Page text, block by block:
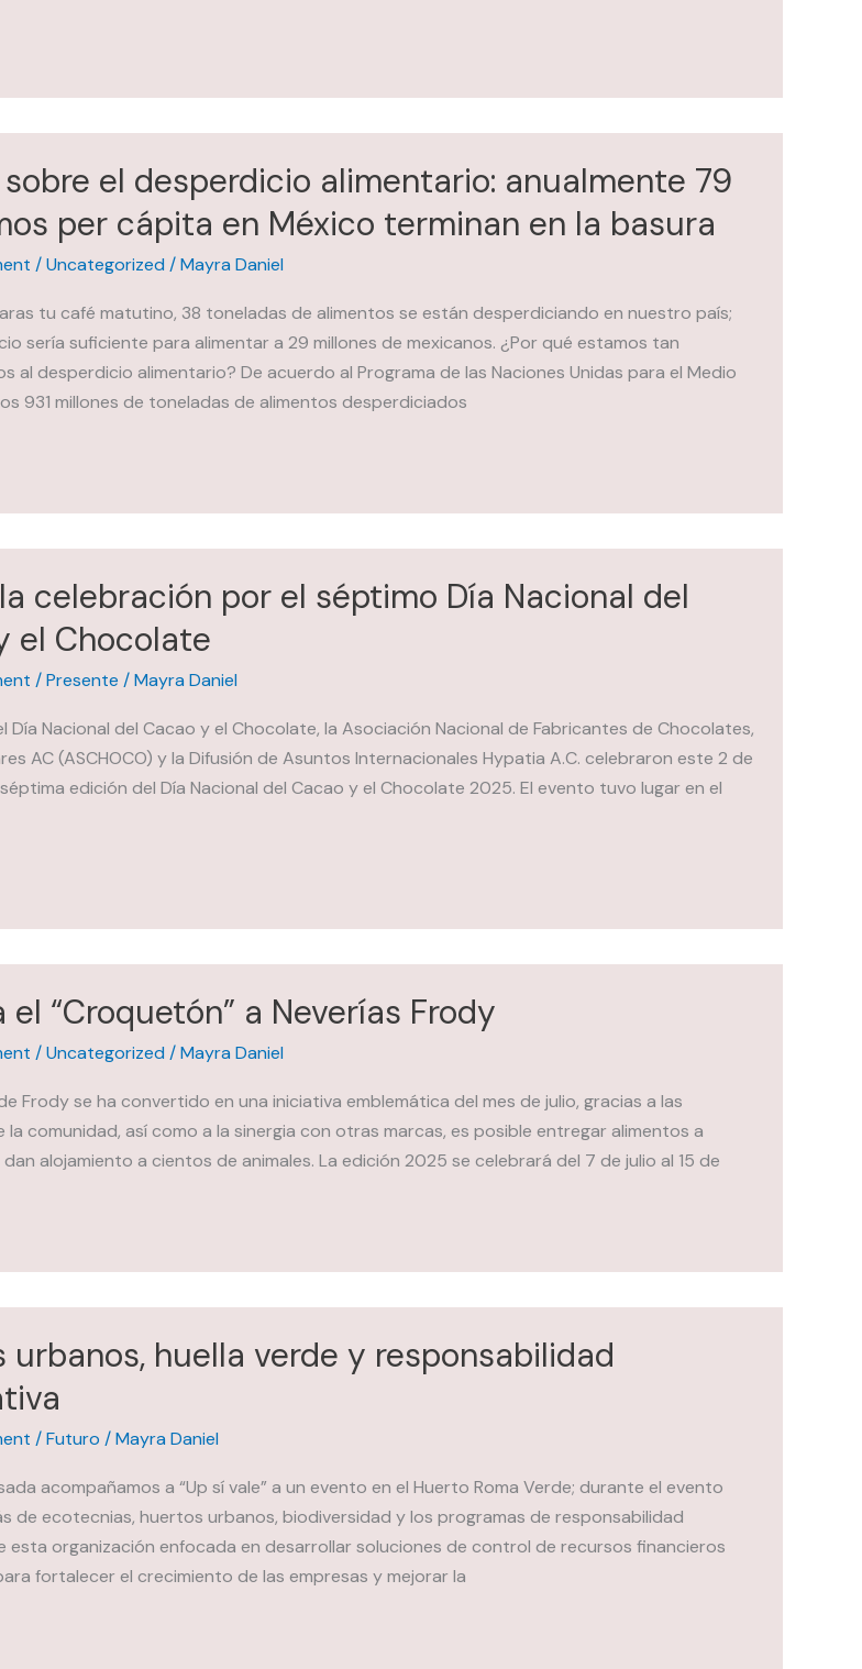
el desperdicio alimentario: anualmente 79
per cápita en México terminan en la basura
/Uncategorized /Mayra Daniel
tu café matutino, 38 toneladas de alimentos se están desperdiciando en nuestro país;
sería suficiente para alimentar a 29 millones de mexicanos. ¿Por qué estamos tan
al desperdicio alimentario? De acuerdo al Programa de las Naciones Unidas para el Medio
931 millones de toneladas de alimentos desperdiciados
celebración por el séptimo Día Nacional del
el Chocolate
/Presente /Mayra Daniel
Día Nacional del Cacao y el Chocolate, la Asociación Nacional de Fabricantes de Chocolates,
AC (ASCHOCO) y la Difusión de Asuntos Internacionales Hypatia A.C. celebraron este 2 de
edición del Día Nacional del Cacao y el Chocolate 2025. El evento tuvo lugar en el
el “Croquetón” a Neverías Frody
/Uncategorized /Mayra Daniel
Frody se ha convertido en una iniciativa emblemática del mes de julio, gracias a las
la comunidad, así como a la sinergia con otras marcas, es posible entregar alimentos a
alojamiento a cientos de animales. La edición 2025 se celebrará del 7 de julio al 15 de
urbanos, huella verde y responsabilidad
/Futuro /Mayra Daniel
acompañamos a “Up sí vale” a un evento en el Huerto Roma Verde; durante el evento
de ecotecnias, huertos urbanos, biodiversidad y los programas de responsabilidad
esta organización enfocada en desarrollar soluciones de control de recursos financieros
fortalecer el crecimiento de las empresas y mejorar la